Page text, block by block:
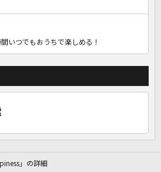
いつでもおうちで楽しめる！
」の詳細